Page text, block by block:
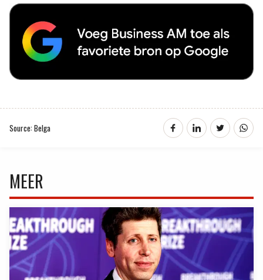
Source: Belga
MEER